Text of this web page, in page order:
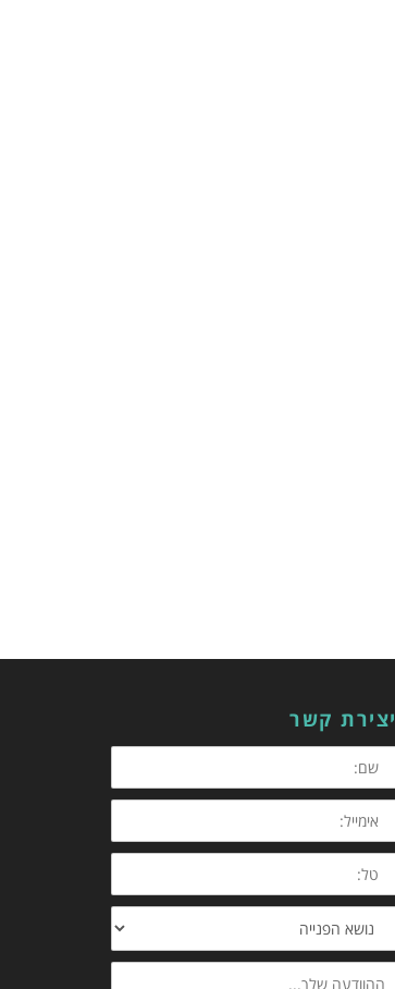
יצירת קשר